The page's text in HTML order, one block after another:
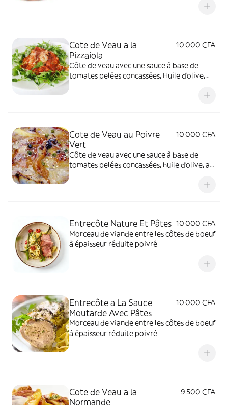
Cote de Veau a la
Pizzaiola
10 000 CFA
Côte de veau avec une sauce à base de
tomates pelées concassées, Huile d'olive,
Cote de Veau au Poivre
Vert
10 000 CFA
Côte de veau avec une sauce à base de
tomates pelées concassées, huile d'olive, ail,
Entrecôte Nature Et Pâtes 10 000 CFA
Morceau de viande entre les côtes de boeuf
à épaisseur réduite poivré
Entrecôte a La Sauce
Moutarde Avec Pâtes
10 000 CFA
Morceau de viande entre les côtes de boeuf
à épaisseur réduite poivré
Cote de Veau a la
Normande
9 500 CFA